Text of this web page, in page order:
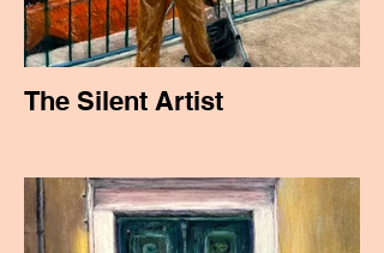
The Silent Artist